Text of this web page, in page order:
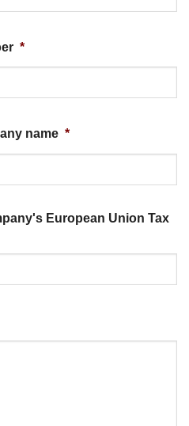
*
name *
European Union Tax